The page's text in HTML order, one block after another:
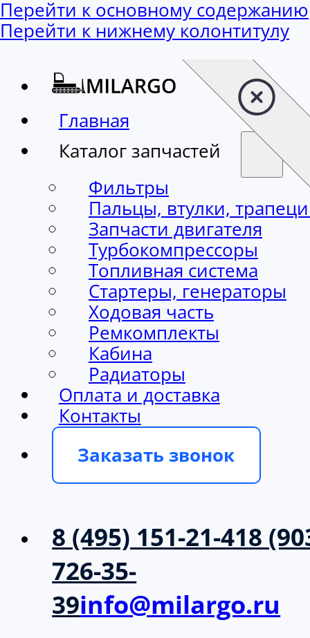
Перейти к основному содержанию
Перейти к нижнему колонтитулу
Главная
Каталог запчастей
Фильтры
Пальцы, втулки,
Запчасти двигателя
Турбокомпрессоры
Топливная система
Стартеры, генераторы
Ходовая часть
Ремкомплекты
Кабина
Радиаторы
Оплата и доставка
Контакты
Заказать звонок
8 (495) 151-21-418
726-35-
39info@milargo.ru